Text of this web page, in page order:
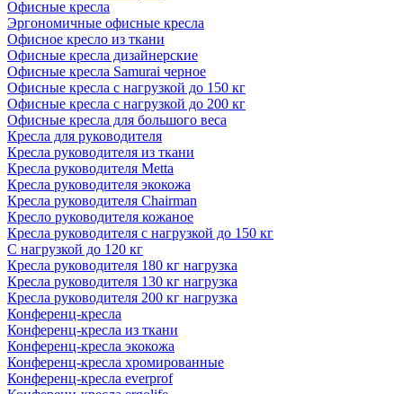
Офисные кресла
Эргономичные офисные кресла
Офисное кресло из ткани
Офисные кресла дизайнерские
Офисные кресла Samurai черное
Офисные кресла с нагрузкой до 150 кг
Офисные кресла с нагрузкой до 200 кг
Офисные кресла для большого веса
Кресла для руководителя
Кресла руководителя из ткани
Кресла руководителя Metta
Кресла руководителя экокожа
Кресла руководителя Chairman
Кресло руководителя кожаное
Кресла руководителя с нагрузкой до 150 кг
С нагрузкой до 120 кг
Кресла руководителя 180 кг нагрузка
Кресла руководителя 130 кг нагрузка
Кресла руководителя 200 кг нагрузка
Конференц-кресла
Конференц-кресла из ткани
Конференц-кресла экокожа
Конференц-кресла хромированные
Конференц-кресла everprof